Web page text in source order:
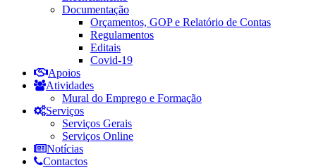
Documentação
Orçamentos, GOP e Relatório de Contas
Regulamentos
Editais
Covid-19
Apoios
Atividades
Mural do Emprego e Formação
Serviços
Serviços Gerais
Serviços Online
Notícias
Contactos